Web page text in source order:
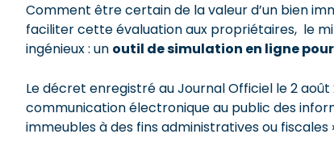
Comment être certain de la valeur d’un bien
faciliter cette évaluation aux propriétaires, le
ingénieux : un outil de simulation en ligne
Le décret enregistré au Journal Officiel le 2
communication électronique au public des
immeubles à des fins administratives ou fiscales